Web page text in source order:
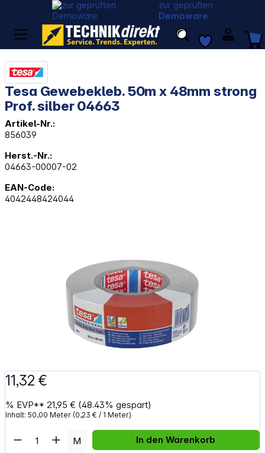
zur geprüften
Demoware
Tesa Gewebekleb. 50m x 48mm strong
Prof. silber 04663
Artikel-Nr.:
856039
Herst.-Nr.:
04663-00007-02
EAN-Code:
4042448424044
11,32 €
% EVP** 21,95 € (48.43% gespart)
Inhalt:50,00 Meter (0,23 € / 1 Meter)
Artikel Anzahl: Gib den gewünschten
M In den Warenkorb